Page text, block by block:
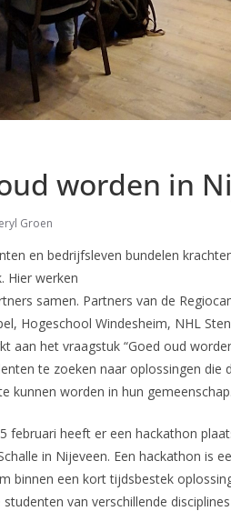
worden in
Groen
en bedrijfsleven bundelen
Hier werken
samen. Partners van de
Hogeschool Windesheim, NHL
aan het vraagstuk “Goed oud
te zoeken naar oplossingen
kunnen worden in hun
februari heeft er een hackathon
in Nijeveen. Een hackathon is
binnen een kort tijdsbestek
studenten van verschillende